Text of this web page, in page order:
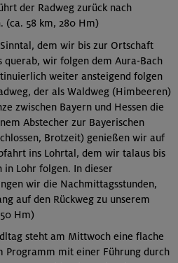
der Radweg zurück nach
(ca. 58 km, 280 Hm)
dem wir bis zur Ortschaft
querab, wir folgen dem Aura-Bach
weiter ansteigend folgen
der als Waldweg (Himbeeren)
zwischen Bayern und Hessen die
Abstecher zur Bayerischen
Brotzeit) genießen wir auf
ins Lohrtal, dem wir talaus bis
in Lohr folgen. In dieser
wir die Nachmittagsstunden,
auf den Rückweg zu unserem
Hm)
steht am Mittwoch eine flache
Programm mit einer Führung durch